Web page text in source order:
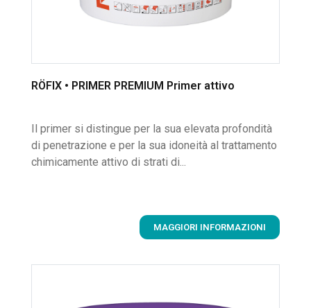
RÖFIX • PRIMER PREMIUM Primer attivo
Il primer si distingue per la sua elevata profondità
di penetrazione e per la sua idoneità al trattamento
chimicamente attivo di strati di...
MAGGIORI INFORMAZIONI